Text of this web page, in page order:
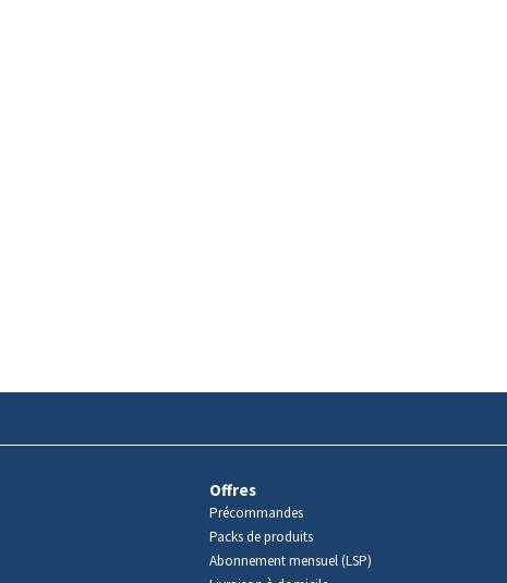
Offres
Précommandes
Packs de produits
Abonnement mensuel (LSP)